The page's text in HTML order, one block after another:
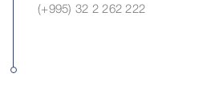
(+995) 32 2 262 222